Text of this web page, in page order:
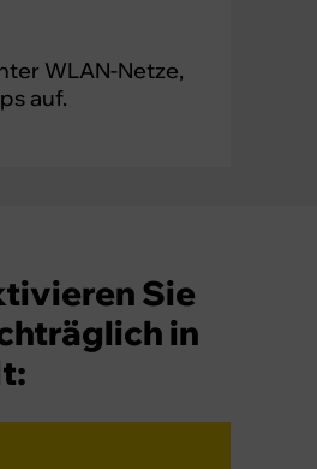
WLAN-Netze,
auf.
Sie
in